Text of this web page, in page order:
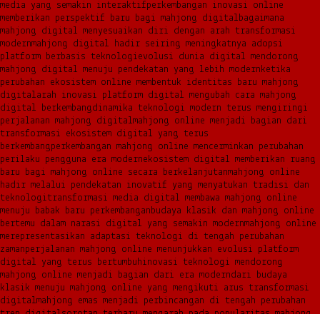
media yang semakin interaktifperkembangan inovasi online
memberikan perspektif baru bagi mahjong digitalbagaimana
mahjong digital menyesuaikan diri dengan arah transformasi
modernmahjong digital hadir seiring meningkatnya adopsi
platform berbasis teknologievolusi dunia digital mendorong
mahjong digital menuju pendekatan yang lebih modernketika
perubahan ekosistem online membentuk identitas baru mahjong
digitalarah inovasi platform digital mengubah cara mahjong
digital berkembangdinamika teknologi modern terus mengiringi
perjalanan mahjong digitalmahjong online menjadi bagian dari
transformasi ekosistem digital yang terus
berkembangperkembangan mahjong online mencerminkan perubahan
perilaku pengguna era modernekosistem digital memberikan ruang
baru bagi mahjong online secara berkelanjutanmahjong online
hadir melalui pendekatan inovatif yang menyatukan tradisi dan
teknologitransformasi media digital membawa mahjong online
menuju babak baru perkembanganbudaya klasik dan mahjong online
bertemu dalam narasi digital yang semakin modernmahjong online
merepresentasikan adaptasi teknologi di tengah perubahan
zamanperjalanan mahjong online menunjukkan evolusi platform
digital yang terus bertumbuhinovasi teknologi mendorong
mahjong online menjadi bagian dari era moderndari budaya
klasik menuju mahjong online yang mengikuti arus transformasi
digitalmahjong emas menjadi perbincangan di tengah perubahan